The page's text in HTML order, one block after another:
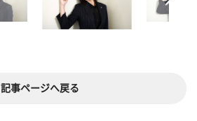
記事ページへ戻る